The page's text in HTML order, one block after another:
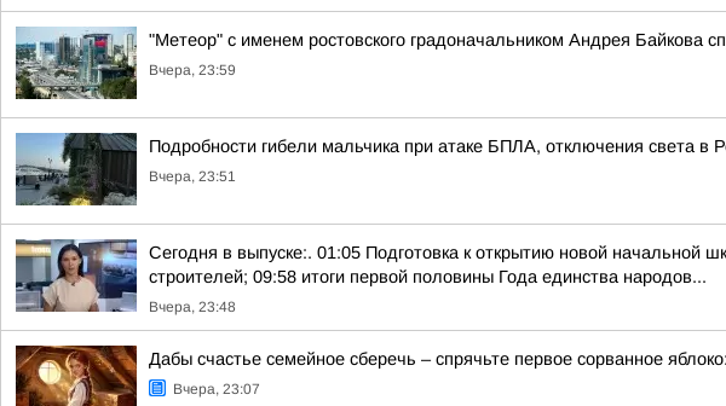
"Метеор" с именем ростовского градоначальником Андрея Байкова
Вчера, 23:59
Подробности гибели мальчика при атаке БПЛА, отключения света в
Вчера, 23:51
Сегодня в выпуске:. 01:05 Подготовка к открытию новой начальной
строителей; 09:58 итоги первой половины Года единства народов...
Вчера, 23:48
Дабы счастье семейное сберечь – спрячьте первое сорванное
Вчера, 23:07